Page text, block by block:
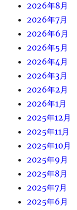
2026年8月
2026年7月
2026年6月
2026年5月
2026年4月
2026年3月
2026年2月
2026年1月
2025年12月
2025年11月
2025年10月
2025年9月
2025年8月
2025年7月
2025年6月